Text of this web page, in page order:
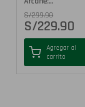
S/299.90
S/229.90
Agregar al
carrito